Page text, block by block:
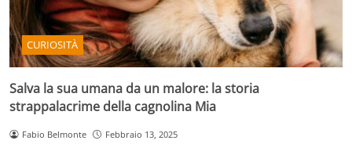
CURIOSITÀ
Salva la sua umana da un malore: la storia
strappalacrime della cagnolina Mia
Fabio Belmonte Febbraio 13, 2025